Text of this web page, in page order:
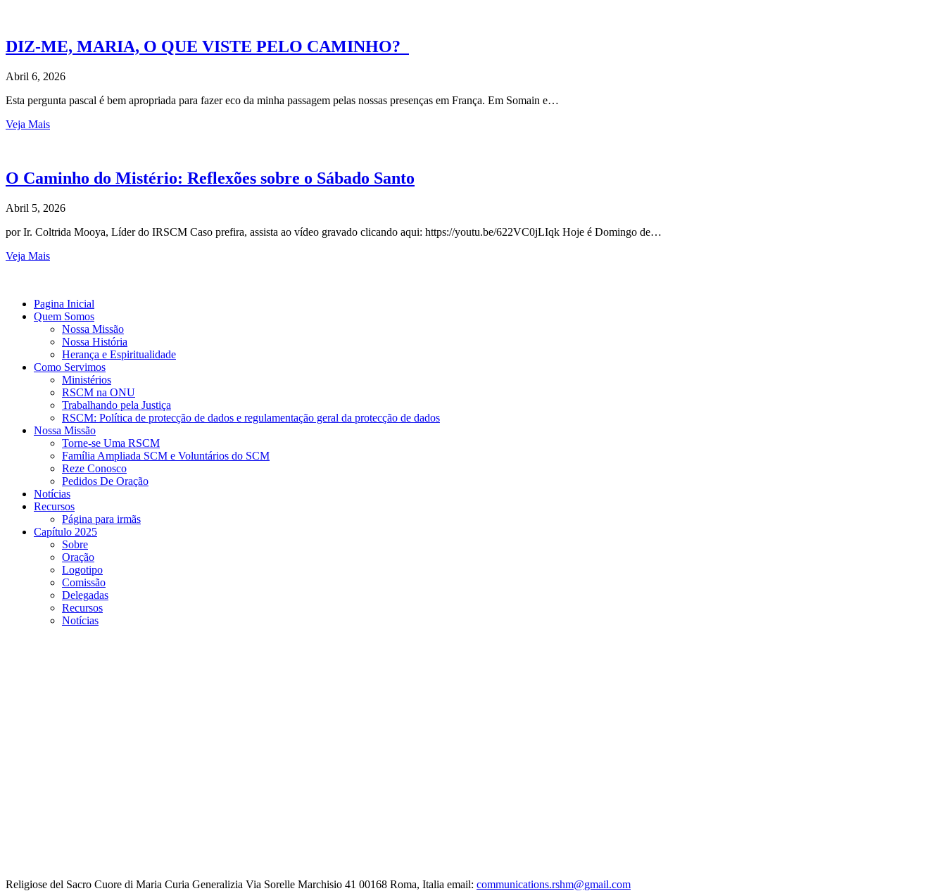
DIZ-ME, MARIA, O QUE VISTE PELO CAMINHO?
Abril 6, 2026
Esta pergunta pascal é bem apropriada para fazer eco da minha passagem pelas nossas presenças em França. Em Somain e…
Veja Mais
O Caminho do Mistério: Reflexões sobre o Sábado Santo
Abril 5, 2026
por Ir. Coltrida Mooya, Líder do IRSCM Caso prefira, assista ao vídeo gravado clicando aqui: https://youtu.be/622VC0jLIqk Hoje é Domingo de…
Veja Mais
Pagina Inicial
Quem Somos
Nossa Missão
Nossa História
Herança e Espiritualidade
Como Servimos
Ministérios
RSCM na ONU
Trabalhando pela Justiça
RSCM: Política de protecção de dados e regulamentação geral da protecção de dados
Nossa Missão
Torne-se Uma RSCM
Família Ampliada SCM e Voluntários do SCM
Reze Conosco
Pedidos De Oração
Notícias
Recursos
Página para irmãs
Capítulo 2025
Sobre
Oração
Logotipo
Comissão
Delegadas
Recursos
Notícias
Religiose del Sacro Cuore di Maria Curia Generalizia Via Sorelle Marchisio 41 00168 Roma, Italia email: communications.rshm@gmail.com